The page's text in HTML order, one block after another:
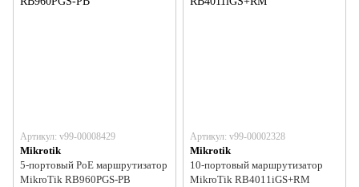
Артикул: v99-00008429
Mikrotik
5-портовый PoE маршрутизатор
MikroTik RB960PGS-PB
Артикул: v99-00002328
Mikrotik
10-портовый маршрутизатор
MikroTik RB4011iGS+RM